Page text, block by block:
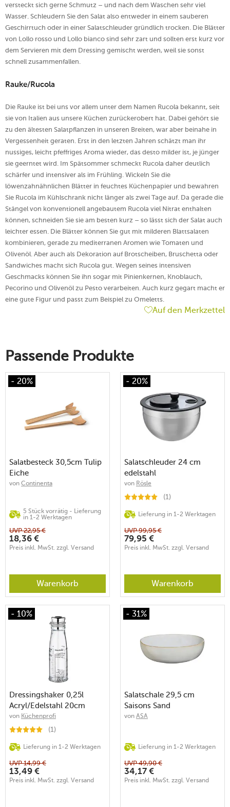
versteckt sich gerne Schmutz – und nach dem Waschen sehr viel
Wasser. Schleudern Sie den Salat also entweder in einem sauberen
Geschirrtuch oder in einer Salatschleuder gründlich trocken. Die Blätter
von Lollo rosso und Lollo bianco sind sehr zart und sollten erst kurz vor
dem Servieren mit dem Dressing gemischt werden, weil sie sonst
schnell zusammenfallen.
Rauke/Rucola
Die Rauke ist bei uns vor allem unter dem Namen Rucola bekannt, seit
sie von Italien aus unsere Küchen zurückerobert hat. Dabei gehört sie
zu den ältesten Salatpflanzen in unseren Breiten, war aber beinahe in
Vergessenheit geraten. Erst in den letzten Jahren schätzt man ihr
nussiges, leicht pfeffriges Aroma wieder, das desto milder ist, je jünger
sie geerntet wird. Im Spätsommer schmeckt Rucola daher deutlich
schärfer und intensiver als im Frühling. Wickeln Sie die
löwenzahnähnlichen Blätter in feuchtes Küchenpapier und bewahren
Sie Rucola im Kühlschrank nicht länger als zwei Tage auf. Da gerade die
Stängel von konventionell angebautem Rucola viel Nitrat enthalten
können, schneiden Sie sie am besten kurz – so lässt sich der Salat auch
leichter essen. Die Blätter können Sie gut mit milderen Blattsalaten
kombinieren, gerade zu mediterranen Aromen wie Tomaten und
Olivenöl. Aber auch als Dekoration auf Brotscheiben, Bruschetta oder
Sandwiches macht sich Rucola gut. Wegen seines intensiven
Geschmacks können Sie ihn sogar mit Pinienkernen, Knoblauch,
Pecorino und Olivenöl zu Pesto verarbeiten. Auch kurz gegart macht er
eine gute Figur und passt zum Beispiel zu Omeletts.
Auf den Merkzettel
Passende Produkte
- 20%
Salatbesteck 30,5cm Tulip
Eiche
von Continenta
5 Stück vorrätig - Lieferung
in 1-2 Werktagen
UVP22,95 €
18,36 €
Preis inkl. MwSt. zzgl. Versand
Warenkorb
- 20%
Salatschleuder 24 cm
edelstahl
von Rösle
(1)
Lieferung in 1-2 Werktagen
UVP99,95 €
79,95 €
Preis inkl. MwSt. zzgl. Versand
Warenkorb
- 10%
Dressingshaker 0,25l
Acryl/Edelstahl 20cm
von Küchenprofi
(1)
Lieferung in 1-2 Werktagen
UVP14,99 €
13,49 €
Preis inkl. MwSt. zzgl. Versand
- 31%
Salatschale 29,5 cm
Saisons Sand
von ASA
Lieferung in 1-2 Werktagen
UVP49,90 €
34,17 €
Preis inkl. MwSt. zzgl. Versand